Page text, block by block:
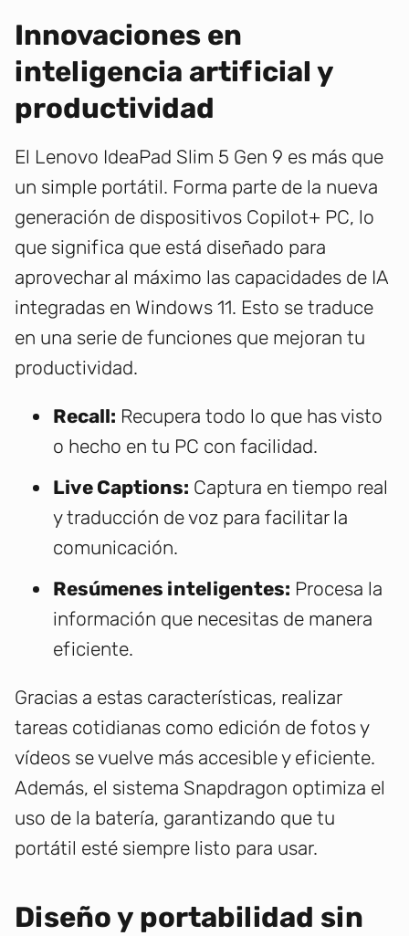
Innovaciones en
inteligencia artificial y
productividad
El Lenovo IdeaPad Slim 5 Gen 9 es más que
un simple portátil. Forma parte de la nueva
generación de dispositivos Copilot+ PC, lo
que significa que está diseñado para
aprovechar al máximo las capacidades de IA
integradas en Windows 11. Esto se traduce
en una serie de funciones que mejoran tu
productividad.
Recall: Recupera todo lo que has visto
o hecho en tu PC con facilidad.
Live Captions: Captura en tiempo real
y traducción de voz para facilitar la
comunicación.
Resúmenes inteligentes: Procesa la
información que necesitas de manera
eficiente.
Gracias a estas características, realizar
tareas cotidianas como edición de fotos y
vídeos se vuelve más accesible y eficiente.
Además, el sistema Snapdragon optimiza el
uso de la batería, garantizando que tu
portátil esté siempre listo para usar.
Diseño y portabilidad sin